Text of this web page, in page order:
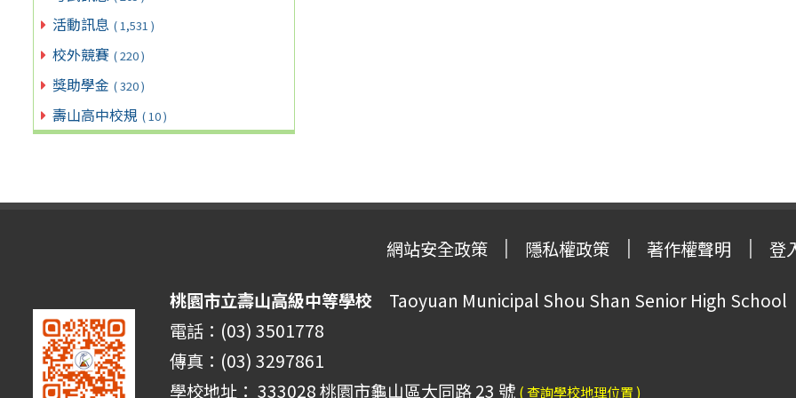
活動訊息 ( 1,531 )
校外競賽 ( 220 )
獎助學金 ( 320 )
壽山高中校規 ( 10 )
網站安全政策 隱私權政策 著作權聲明 登
桃園市立壽山高級中等學校 Taoyuan Municipal Shou Shan Senior High School
電話：(03) 3501778
傳真：(03) 3297861
學校地址： 333028 桃園市龜山區大同路 23 號 ( 查詢學校地理位置 )